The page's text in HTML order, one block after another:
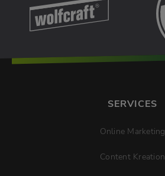
SERVICES
Online Marketing
Content Kreation